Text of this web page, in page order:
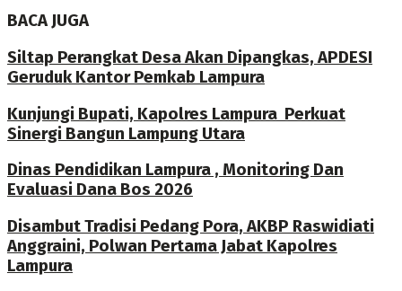
BACA JUGA
Siltap Perangkat Desa Akan Dipangkas, APDESI
Geruduk Kantor Pemkab Lampura
Kunjungi Bupati, Kapolres Lampura Perkuat
Sinergi Bangun Lampung Utara
Dinas Pendidikan Lampura , Monitoring Dan
Evaluasi Dana Bos 2026
Disambut Tradisi Pedang Pora, AKBP Raswidiati
Anggraini, Polwan Pertama Jabat Kapolres
Lampura